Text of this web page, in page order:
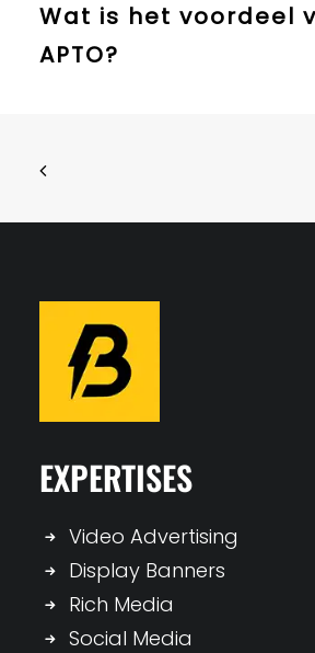
Wat is het voordeel
APTO?
EXPERTISES
Video Advertising
Display Banners
Rich Media
Social Media